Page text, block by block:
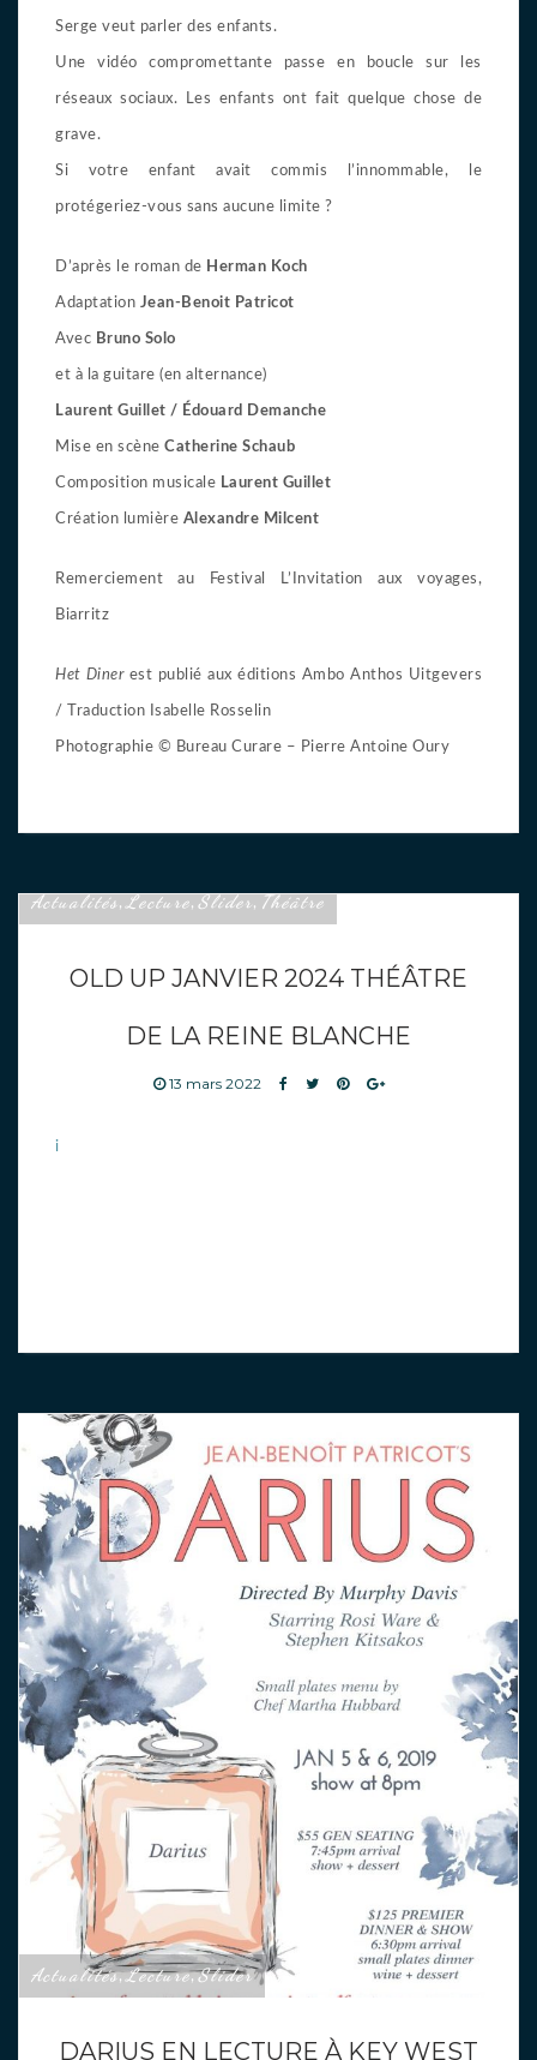
Serge veut parler des enfants.
Une vidéo compromettante passe en boucle sur les
réseaux sociaux. Les enfants ont fait quelque chose de
grave.
Si votre enfant avait commis l’innommable, le
protégeriez-vous sans aucune limite ?
D’après le roman de Herman Koch
Adaptation Jean-Benoit Patricot
Avec Bruno Solo
et à la guitare (en alternance)
Laurent Guillet / Édouard Demanche
Mise en scène Catherine Schaub
Composition musicale Laurent Guillet
Création lumière Alexandre Milcent
Remerciement au Festival L’Invitation aux voyages,
Biarritz
Het Dinerest publié aux éditions Ambo Anthos Uitgevers
/ Traduction Isabelle Rosselin
Photographie © Bureau Curare – Pierre Antoine Oury
Actualités,Lecture, Slider, Théâtre
OLD UP JANVIER 2024 THÉÂTRE
DE LA REINE BLANCHE
13 mars 2022
i
Actualités,Lecture,Slider
DARIUS EN LECTURE À KEY WEST